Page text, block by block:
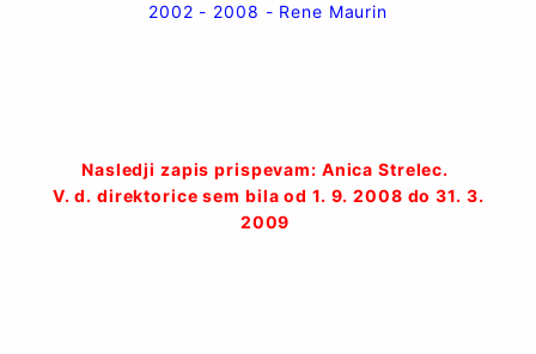
2002 - 2008 - Rene Maurin
Nasledji zapis prispevam: Anica Strelec.
V. d. direktorice sem bila od 1. 9. 2008 do 31. 3.
2009